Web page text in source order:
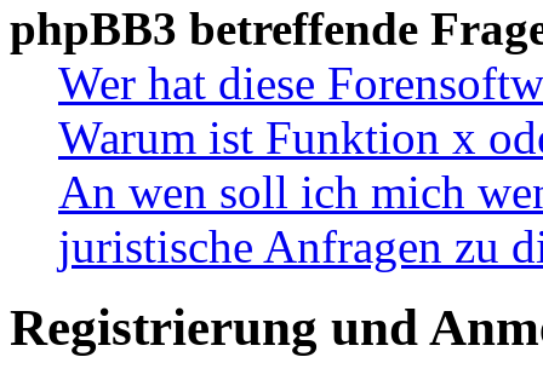
phpBB3 betreffende
Wer hat diese
Warum ist Funktion x
An wen soll ich mich
juristische Anfragen zu
Registrierung und